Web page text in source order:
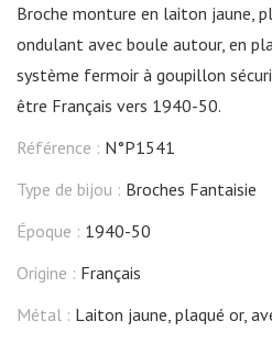
Broche monture en laiton jaune,
ondulant avec boule autour, en
système fermoir à goupillon
être Français vers 1940-50.
Référence : N°P1541
Type de bijou : Broches Fantaisie
Époque : 1940-50
Origine : Français
Métal : Laiton jaune, plaqué or,